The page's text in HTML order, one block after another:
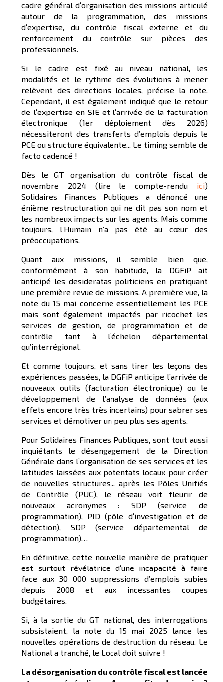
cadre général d’organisation des missions articulé
autour de la programmation, des missions
d’expertise, du contrôle fiscal externe et du
renforcement du contrôle sur pièces des
professionnels.
Si le cadre est fixé au niveau national, les
modalités et le rythme des évolutions à mener
relèvent des directions locales, précise la note.
Cependant, il est également indiqué que le retour
de l’expertise en SIE et l’arrivée de la facturation
électronique (1er déploiement dès 2026)
nécessiteront des transferts d’emplois depuis le
PCE ou structure équivalente... Le timing semble de
facto cadencé !
Dès le GT organisation du contrôle fiscal de
novembre 2024 (lire le compte-rendu ici)
Solidaires Finances Publiques a dénoncé une
énième restructuration qui ne dit pas son nom et
les nombreux impacts sur les agents. Mais comme
toujours, l’Humain n’a pas été au cœur des
préoccupations.
Quant aux missions, il semble bien que,
conformément à son habitude, la DGFiP ait
anticipé les desideratas politiciens en pratiquant
une première revue de missions. A première vue, la
note du 15 mai concerne essentiellement les PCE
mais sont également impactés par ricochet les
services de gestion, de programmation et de
contrôle tant à l’échelon départemental
qu’interrégional.
Et comme toujours, et sans tirer les leçons des
expériences passées, la DGFiP anticipe l’arrivée de
nouveaux outils (facturation électronique) ou le
développement de l’analyse de données (aux
effets encore très très incertains) pour sabrer ses
services et démotiver un peu plus ses agents.
Pour Solidaires Finances Publiques, sont tout aussi
inquiétants le désengagement de la Direction
Générale dans l’organisation de ses services et les
latitudes laissées aux potentats locaux pour créer
de nouvelles structures... après les Pôles Unifiés
de Contrôle (PUC), le réseau voit fleurir de
nouveaux acronymes : SDP (service de
programmation), PID (pôle d’investigation et de
détection), SDP (service départemental de
programmation)…
En définitive, cette nouvelle manière de pratiquer
est surtout révélatrice d’une incapacité à faire
face aux 30 000 suppressions d’emplois subies
depuis 2008 et aux incessantes coupes
budgétaires.
Si, à la sortie du GT national, des interrogations
subsistaient, la note du 15 mai 2025 lance les
nouvelles opérations de destruction du réseau. Le
National a tranché, le Local doit suivre !
La désorganisation du contrôle fiscal est lancée